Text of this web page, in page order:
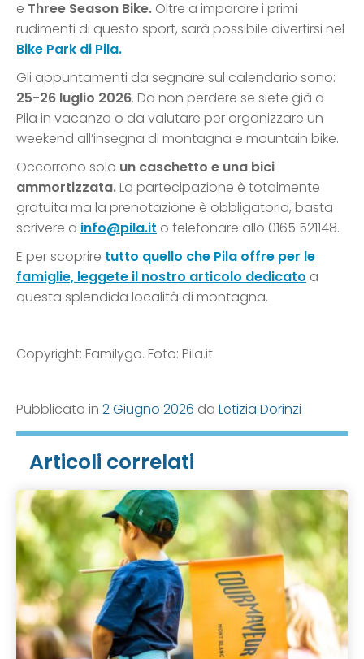
e Three Season Bike. Oltre a imparare i primi
rudimenti di questo sport, sarà possibile divertirsi nel
Bike Park di Pila.
Gli appuntamenti da segnare sul calendario sono:
25-26 luglio 2026. Da non perdere se siete già a
Pila in vacanza o da valutare per organizzare un
weekend all’insegna di montagna e mountain bike.
Occorrono solo un caschetto e una bici
ammortizzata.La partecipazione è totalmente
gratuita ma la prenotazione è obbligatoria, basta
scrivere a info@pila.it o telefonare allo 0165 521148.
E per scoprire tutto quello che Pila offre per le
famiglie, leggete il nostro articolo dedicato a
questa splendida località di montagna.
Copyright: Familygo. Foto: Pila.it
Pubblicato in 2 Giugno 2026 da Letizia Dorinzi
Articoli correlati